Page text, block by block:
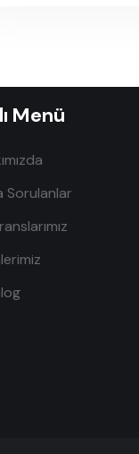
Menü
Sorulanlar